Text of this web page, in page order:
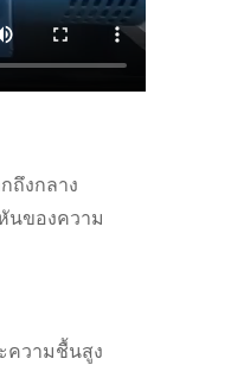
ถึงกลาง
นของความ
ความชื้นสูง